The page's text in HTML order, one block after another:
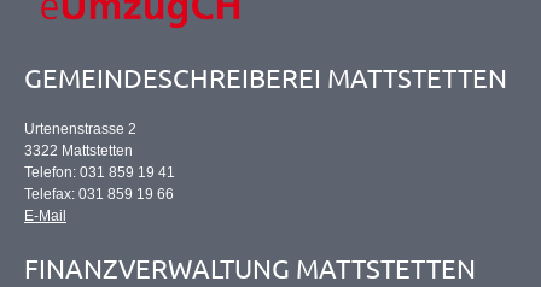
GEMEINDESCHREIBEREI MATTSTETTEN
Urtenenstrasse 2
3322 Mattstetten
Telefon: 031 859 19 41
Telefax: 031 859 19 66
E-Mail
FINANZVERWALTUNG MATTSTETTEN